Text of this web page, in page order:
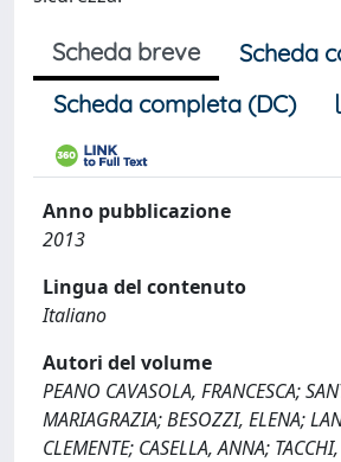
Scheda breve
Scheda
Scheda completa (DC)
Anno pubblicazione
2013
Lingua del contenuto
Italiano
Autori del volume
PEANO CAVASOLA, FRANCESCA;
MARIAGRAZIA; BESOZZI, ELENA;
CLEMENTE; CASELLA, ANNA;